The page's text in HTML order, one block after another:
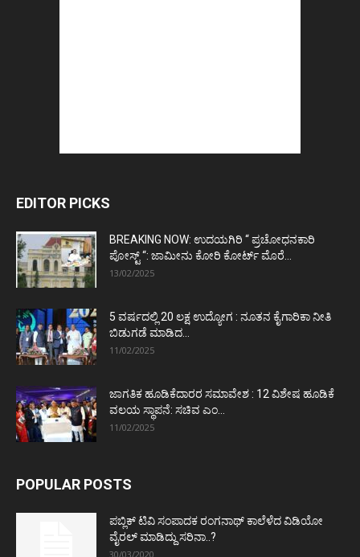
EDITOR PICKS
BREAKING NOW: ಉದಯಗಿರಿ “ ಪ್ರಚೋಧನಕಾರಿ
ಪೋಸ್ಟ್‌ “: ಜಾಮೀನು ಕೋರಿ ಕೋರ್ಟ್‌ ಮೊರೆ...
13/02/2025
5 ವರ್ಷದಲ್ಲಿ 20 ಲಕ್ಷ ಉದ್ಯೋಗ : ನೂತನ ಕೈಗಾರಿಕಾ ನೀತಿ
ಬಿಡುಗಡೆ ಮಾಡಿದ...
11/02/2025
ಜಾಗತಿಕ ಹೂಡಿಕೆದಾರರ ಸಮಾವೇಶ : 12 ವಿಶೇಷ ಹೂಡಿಕೆ
ವಲಯ ಸ್ಥಾಪನೆ: ಸಚಿವ ಎಂ...
11/02/2025
POPULAR POSTS
ಪಬ್ಲಿಕ್ ಟಿವಿ ಸಂಪಾದಕ ರಂಗನಾಥ್ ಕಾಲೆಳೆದ ವಿಡಿಯೋ
ವೈರಲ್ ಮಾಡಿದ್ದು ಸರಿನಾ..?
30/03/2020